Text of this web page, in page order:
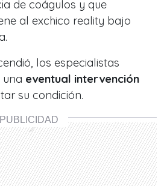
de coágulos y que
al exchico reality bajo
los especialistas
eventual intervención
su condición.